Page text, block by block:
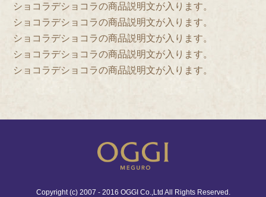
ショコラデショコラの商品説明文が入ります。
ショコラデショコラの商品説明文が入ります。
ショコラデショコラの商品説明文が入ります。
ショコラデショコラの商品説明文が入ります。
ショコラデショコラの商品説明文が入ります。
Copyright (c) 2007 - 2016 OGGI Co.,Ltd All Rights Reserved.